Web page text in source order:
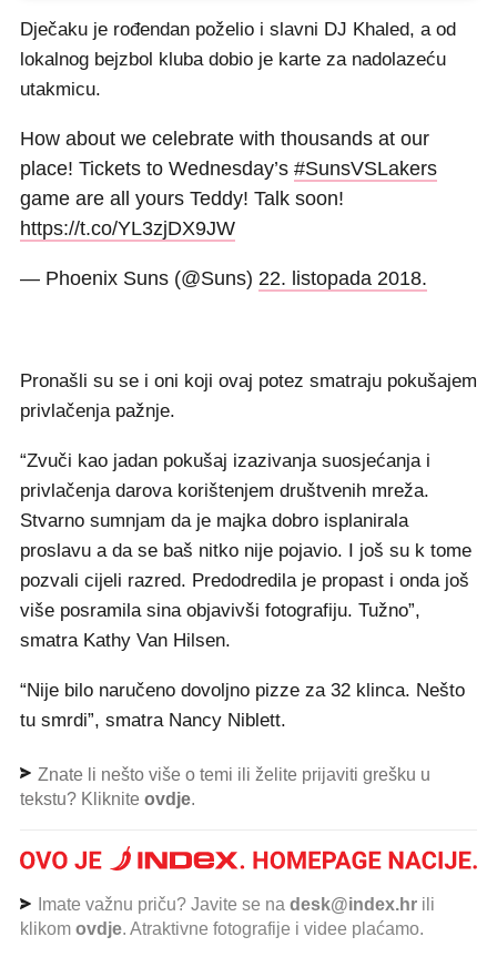
Dječaku je rođendan poželio i slavni DJ Khaled, a od
lokalnog bejzbol kluba dobio je karte za nadolazeću
utakmicu.
How about we celebrate with thousands at our
place! Tickets to Wednesday’s #SunsVSLakers
game are all yours Teddy! Talk soon!
https://t.co/YL3zjDX9JW
— Phoenix Suns (@Suns) 22. listopada 2018.
Pronašli su se i oni koji ovaj potez smatraju pokušajem
privlačenja pažnje.
“Zvuči kao jadan pokušaj izazivanja suosjećanja i
privlačenja darova korištenjem društvenih mreža.
Stvarno sumnjam da je majka dobro isplanirala
proslavu a da se baš nitko nije pojavio. I još su k tome
pozvali cijeli razred. Predodredila je propast i onda još
više posramila sina objavivši fotografiju. Tužno”,
smatra Kathy Van Hilsen.
“Nije bilo naručeno dovoljno pizze za 32 klinca. Nešto
tu smrdi”, smatra Nancy Niblett.
Znate li nešto više o temi ili želite prijaviti grešku u
tekstu? Kliknite ovdje.
Imate važnu priču? Javite se na desk@index.hr ili
klikom ovdje. Atraktivne fotografije i videe plaćamo.